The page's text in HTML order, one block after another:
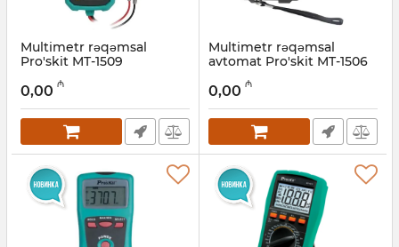
Multimetr rəqəmsal
Pro'skit MT-1509
027001008
0,00 ₼
Multimetr rəqəmsal
avtomat Pro'skit MT-1506
027001009
0,00 ₼